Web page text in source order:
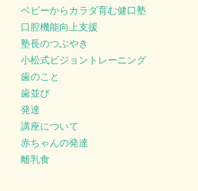
ベビーからカラダ育む健口塾
口腔機能向上支援
塾長のつぶやき
小松式ビジョントレーニング
歯のこと
歯並び
発達
講座について
赤ちゃんの発達
離乳食